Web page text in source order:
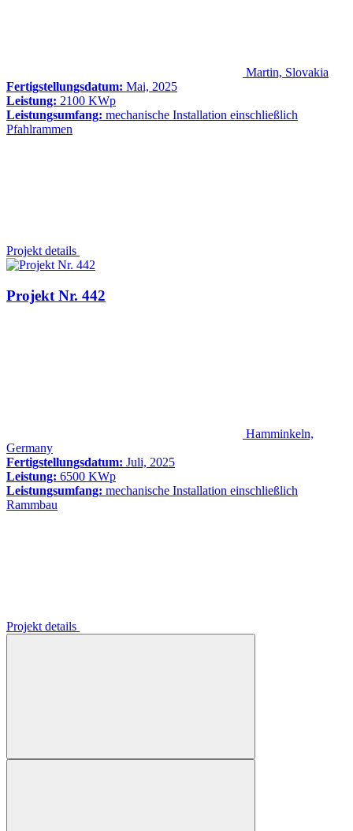
Martin, Slovakia
Fertigstellungsdatum: Mai, 2025
Leistung: 2100 KWp
Leistungsumfang: mechanische Installation einschließlich
Pfahlrammen
Projekt details
Projekt Nr. 442
Hamminkeln,
Germany
Fertigstellungsdatum: Juli, 2025
Leistung: 6500 KWp
Leistungsumfang: mechanische Installation einschließlich
Rammbau
Projekt details